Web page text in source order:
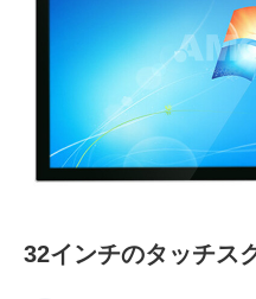
32インチのタッチス